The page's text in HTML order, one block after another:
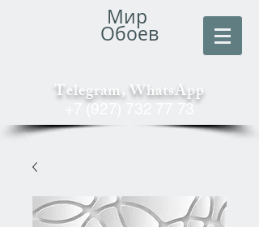
Мир
Обоев
Telegram, WhatsApp
+7 (927) 732 77 73